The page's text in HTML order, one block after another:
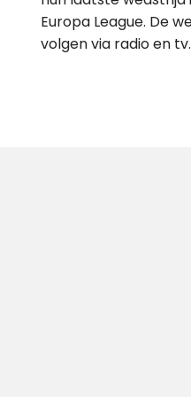
Europa League. De
volgen via radio en tv.